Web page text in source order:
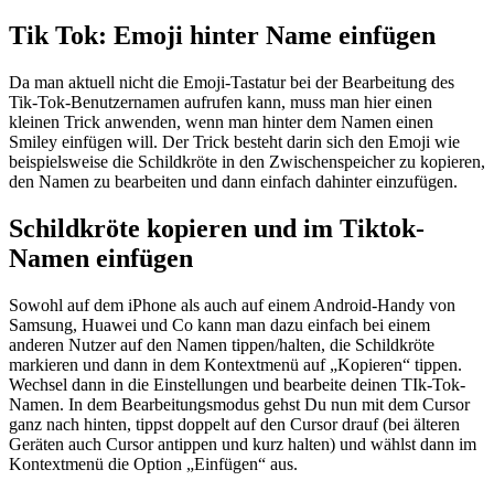
Tik Tok: Emoji hinter Name einfügen
Da man aktuell nicht die Emoji-Tastatur bei der Bearbeitung des
Tik-Tok-Benutzernamen aufrufen kann, muss man hier einen
kleinen Trick anwenden, wenn man hinter dem Namen einen
Smiley einfügen will. Der Trick besteht darin sich den Emoji wie
beispielsweise die Schildkröte in den Zwischenspeicher zu kopieren,
den Namen zu bearbeiten und dann einfach dahinter einzufügen.
Schildkröte kopieren und im Tiktok-
Namen einfügen
Sowohl auf dem iPhone als auch auf einem Android-Handy von
Samsung, Huawei und Co kann man dazu einfach bei einem
anderen Nutzer auf den Namen tippen/halten, die Schildkröte
markieren und dann in dem Kontextmenü auf „Kopieren“ tippen.
Wechsel dann in die Einstellungen und bearbeite deinen TIk-Tok-
Namen. In dem Bearbeitungsmodus gehst Du nun mit dem Cursor
ganz nach hinten, tippst doppelt auf den Cursor drauf (bei älteren
Geräten auch Cursor antippen und kurz halten) und wählst dann im
Kontextmenü die Option „Einfügen“ aus.